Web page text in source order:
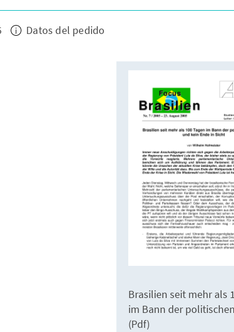
Datos del pedido
Brasilien seit mehr als
im Bann der
(Pdf)